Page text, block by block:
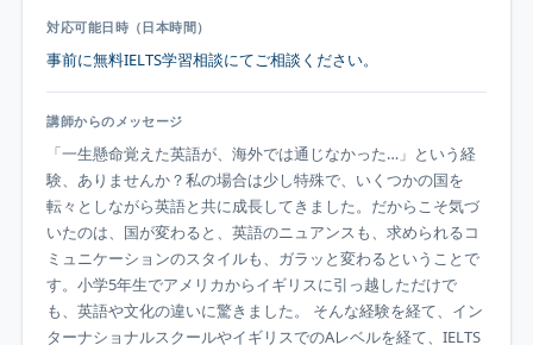
対応可能日時（日本時間）
事前に無料IELTS学習相談にてご相談ください。
講師からのメッセージ
「一生懸命覚えた英語が、海外では通じなかった…」という経
験、ありませんか？私の場合は少し特殊で、いくつかの国を
転々としながら英語と共に成長してきました。だからこそ気づ
いたのは、国が変わると、英語のニュアンスも、求められるコ
ミュニケーションのスタイルも、ガラッと変わるということで
す。小学5年生でアメリカからイギリスに引っ越しただけで
も、英語や文化の違いに驚きました。 そんな経験を経て、イン
ターナショナルスクールやイギリスでのAレベルを経て、IELTS